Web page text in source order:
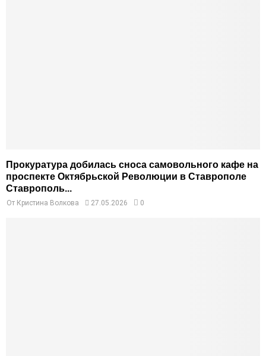
Прокуратура добилась сноса самовольного кафе на
проспекте Октябрьской Революции в Ставрополе
Ставрополь...
От Кристина Волкова 27.05.2026 0